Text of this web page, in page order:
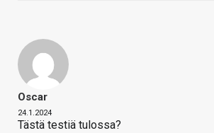
Oscar
24.1.2024
Tästä testiä tulossa?